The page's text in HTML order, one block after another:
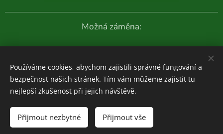
Možná záměna:
Další fotografie:
Houboviny © 2020-2026
Zajímavosti z vlastních průzkumů:
ZDE
Používáme cookies, abychom zajistili správné fungování a
bezpečnost našich stránek. Tím vám můžeme zajistit tu
nejlepší zkušenost při jejich návštěvě.
Přijmout nezbytné Přijmout vše